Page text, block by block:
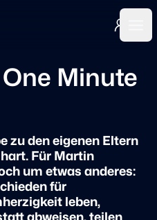
Login
Minute
zu den eigenen Eltern
Für Martin
um etwas anderes:
für
leben,
abweisen, teilen